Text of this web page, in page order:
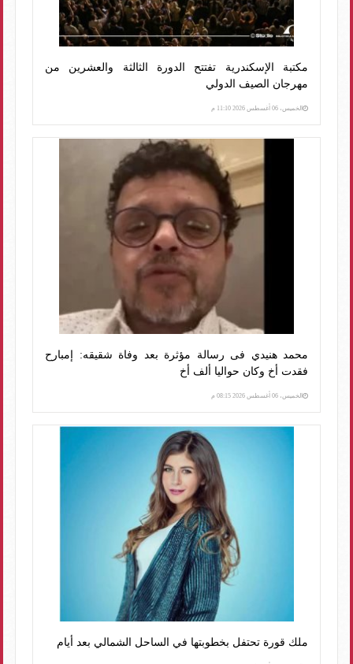
مكتبة الإسكندرية تفتتح الدورة الثالثة والعشرين من
مهرجان الصيف الدولي
الخميس، 06 أغسطس 2026 11:10 م
محمد هنيدي فى رسالة مؤثرة بعد وفاة شقيقه: إمبارح
فقدت أخ وكان حواليا ألف أخ
الخميس، 06 أغسطس 2026 08:15 م
ملك قورة تحتفل بخطوبتها في الساحل الشمالي بعد أيام